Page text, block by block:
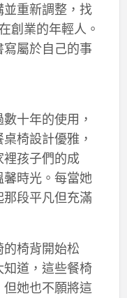
重新調整，找
創業的年輕人。
屬於自己的事
十年的使用，
椅設計優雅，
孩子們的成
時光。每當她
段平凡但充滿
椅背開始松
道，這些餐椅
她也不願將這